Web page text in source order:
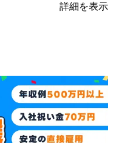
詳細を表示